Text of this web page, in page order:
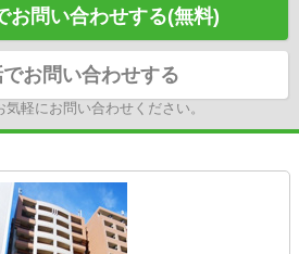
お問い合わせする(無料)
でお問い合わせする
軽にお問い合わせください。